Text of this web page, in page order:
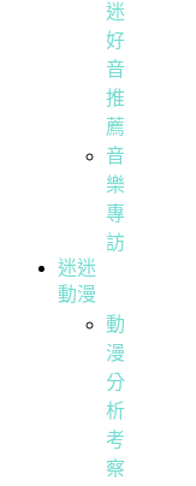
迷
好
音
推
薦
音
樂
專
訪
迷迷
動漫
動
漫
分
析
考
察